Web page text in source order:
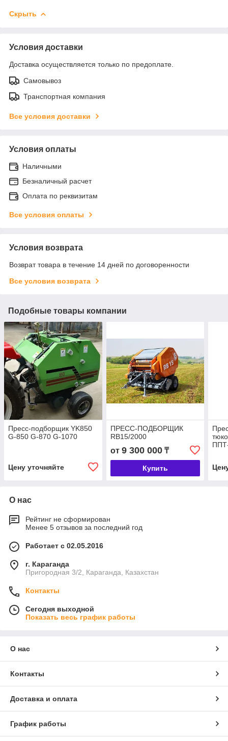
Скрыть
Условия доставки
Доставка осуществляется только по предоплате.
Самовывоз
Транспортная компания
Все условия доставки
Условия оплаты
Наличными
Безналичный расчет
Оплата по реквизитам
Все условия оплаты
Условия возврата
Возврат товара в течение 14 дней по договоренности
Все условия возврата
Подобные товары компании
Пресс-подборщик YK850
G-850 G-870 G-1070
Цену уточняйте
ПРЕСС-ПОДБОРЩИК
RB15/2000
от 9 300 000₸
Купить
О нас
Рейтинг не сформирован
Менее 5 отзывов за последний год
Работает с 02.05.2016
г. Караганда
Пригородная 3/2, Караганда, Казахстан
Контакты
Сегодня выходной
Показать весь график работы
О нас
Контакты
Доставка и оплата
График работы